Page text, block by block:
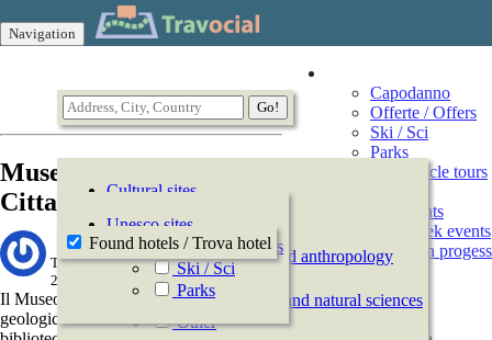
Navigation
Capodanno
Offerte / Offers
Ski / Sci
Parks
Motorcycle tours
All Events
This week events
Events in progess
Museo paleontologico
Cittadina della Rocca
Travocial,
2014-07-14 11:21:51
Il Museo Paleontologico Cittadino è costituito dalle collezioni
geologico-paleontologiche, dall’esposizione temporanea, dalla
Cultural sites
Archeology
Ethnography and anthropology
Arts
Natural history and natural sciences
Other
Unesco sites
Offerte / Offers
Ski / Sci
Parks
Found hotels / Trova hotel